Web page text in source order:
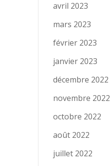
avril 2023
mars 2023
février 2023
janvier 2023
décembre 2022
novembre 2022
octobre 2022
août 2022
juillet 2022